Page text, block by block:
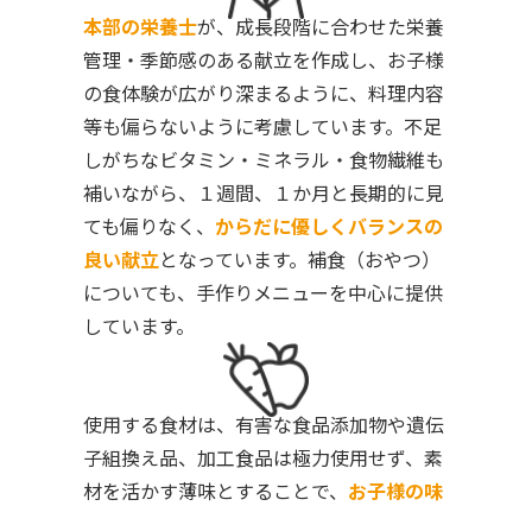
本部の栄養士が、成長段階に合わせた栄養
管理・季節感のある献立を作成し、お子様
の食体験が広がり深まるように、料理内容
等も偏らないように考慮しています。不足
しがちなビタミン・ミネラル・食物繊維も
補いながら、１週間、１か月と長期的に見
ても偏りなく、 からだに優しくバランスの
良い献立となっています。補食（おやつ）
についても、手作りメニューを中心に提供
しています。
使用する食材は、有害な食品添加物や遺伝
子組換え品、加工食品は極力使用せず、素
材を活かす薄味とすることで、 お子様の味